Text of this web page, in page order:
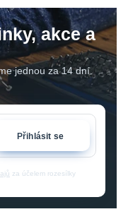
akce a
jednou za 14 dní.
Přihlásit se
za účelem rozesílky